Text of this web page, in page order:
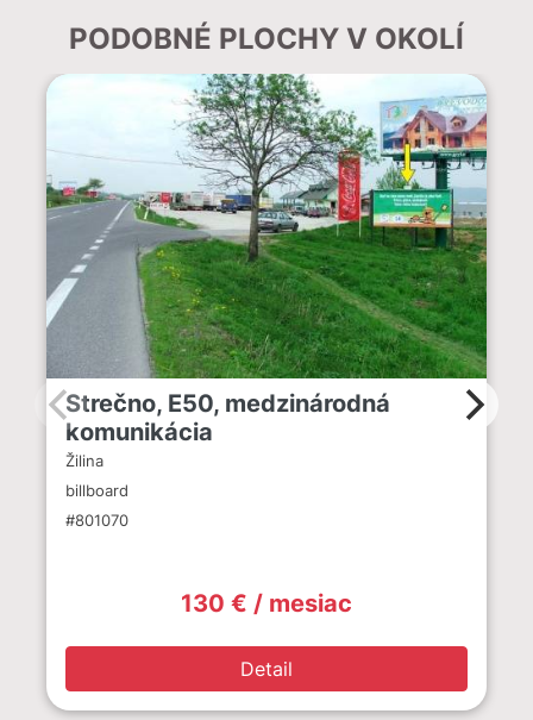
PODOBNÉ PLOCHY V OKOLÍ
Strečno, E50, medzinárodná
komunikácia
Žilina
billboard
#801070
130 € / mesiac
Detail